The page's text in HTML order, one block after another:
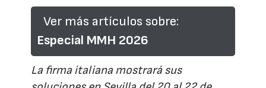
Ver más artículos sobre:
Especial MMH 2026
La firma italiana mostrará sus